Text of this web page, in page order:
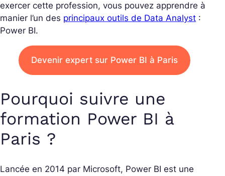
exercer cette profession, vous pouvez apprendre à
manier l’un des principaux outils de Data Analyst :
Power BI.
Devenir expert sur Power BI à Paris
Pourquoi suivre une
formation Power BI à
Paris ?
Lancée en 2014 par Microsoft, Power BI est une